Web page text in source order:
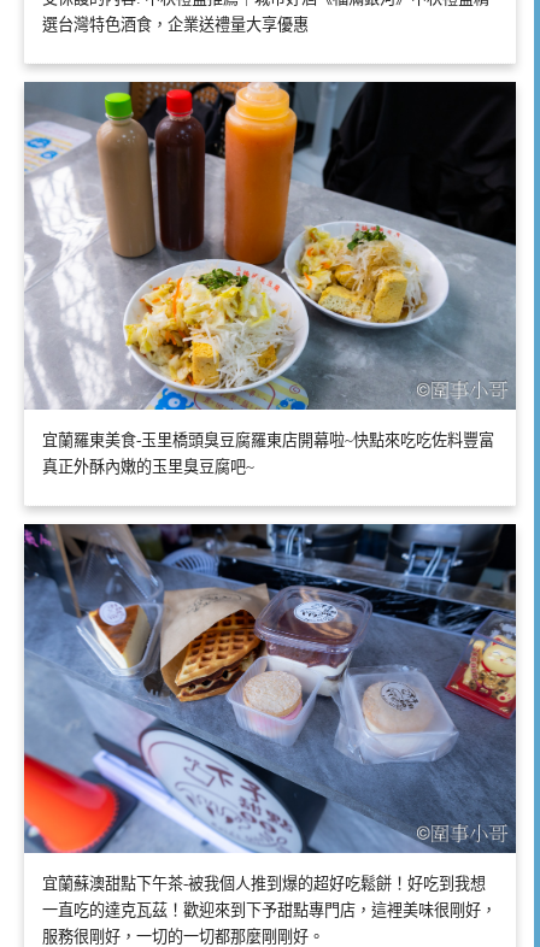
選台灣特色酒食，企業送禮量大享優惠
宜蘭羅東美食-玉里橋頭臭豆腐羅東店開幕啦~快點來吃吃佐料豐富
真正外酥內嫩的玉里臭豆腐吧~
宜蘭蘇澳甜點下午茶-被我個人推到爆的超好吃鬆餅！好吃到我想
一直吃的達克瓦茲！歡迎來到下予甜點專門店，這裡美味很剛好，
服務很剛好，一切的一切都那麼剛剛好。